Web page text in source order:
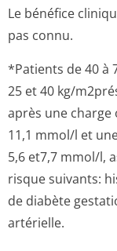
Le bénéfice
pas connu.
*Patients de 40 à
25 et 40 kg/
après une charge
11,1 mmol/l et
5,6 et7,7 mmol/l,
risque suivants:
de diabète
artérielle.